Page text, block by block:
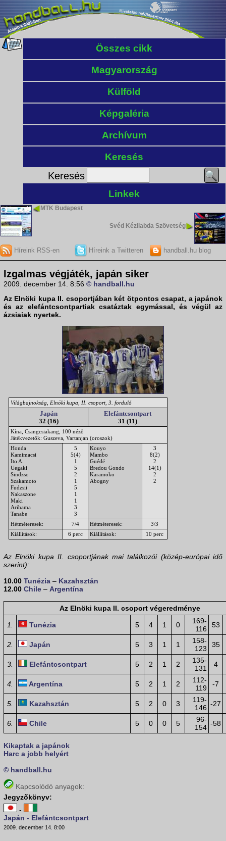
Összes cikk
Magyarország
Külföld
Képgaléria
Archívum
Keresés
Keresés
Linkek
MTK Budapest
Svéd Kézilabda Szövetség
Híreink RSS-en Híreink a Twitteren handball.hu blog
Izgalmas végjáték, japán siker
2009. december 14. 8:56 © handball.hu
Az Elnöki kupaII. csoportjában két ötpontos csapat, a japánok
és az elefántcsontpartiakcsatáztak egymással, és végül az
ázsiaiak nyertek.
Világbajnokság, Elnöki kupa, II. csoport, 3. forduló
Japán
32 (16)
Elefántcsontpart
31 (11)
Kína, Csangcsiakang, 100 néző
Játékvezetők: Guszeva, Vartanjan (oroszok)
Honda
Kamimacsi
Ito A.
Uegaki
Sindzso
Szakamoto
Fudzsii
Nakaszone
Maki
Arihama
Tanabe
5
5(4)
1
5
2
1
5
1
1
3
3
Kouyo
Mambo
Guédé
Bredou Gondo
Karamoko
Abogny
3
8(2)
2
14(1)
2
2
Hétméteresek: 7/4 Hétméteresek:
3/3
Kiállítások:
6 perc Kiállítások: 10 perc
Az Elnöki kupa II. csoportjának mai találkozói (közép-európai idő
szerint):
10.00 Tunézia – Kazahsztán
12.00 Chile – Argentína
Az Elnöki kupa II. csoport végeredménye
1. Tunézia 5 4 1 0
169-
116
53
2. Japán 5 3 1 1
158-
123
35
3. Elefántcsontpart 5 2 1 2
135-
131
4
4. Argentína 5 2 1 2
112-
119
-7
5. Kazahsztán 5 2 0 3
119-
146 -27
6. Chile 5 0 0 5
96-
154 -58
Kikaptak a japánok
Harc a jobb helyért
© handball.hu
Kapcsolódó anyagok:
Jegyzőkönyv:
-
Japán - Elefántcsontpart
2009. december 14. 8:00